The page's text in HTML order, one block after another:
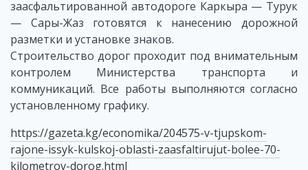
заасфальтированной автодороге Каркыра — Турук
— Сары-Жаз готовятся к нанесению дорожной
разметки и установке знаков.
Строительство дорог проходит под внимательным
контролем Министерства транспорта и
коммуникаций. Все работы выполняются согласно
установленному графику.
https://gazeta.kg/economika/204575-v-tjupskom-
rajone-issyk-kulskoj-oblasti-zaasfaltirujut-bolee-70-
kilometrov-dorog.html